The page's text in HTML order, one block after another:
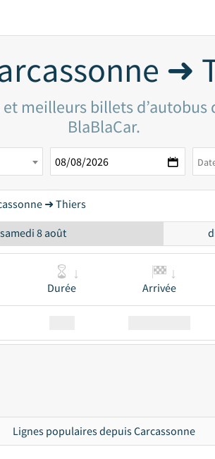
➜
meilleurs billets d’autobus
BlaBlaCar.
➜ Thiers
samedi 8 août
Durée Arrivée
Lignes populaires depuis Carcassonne